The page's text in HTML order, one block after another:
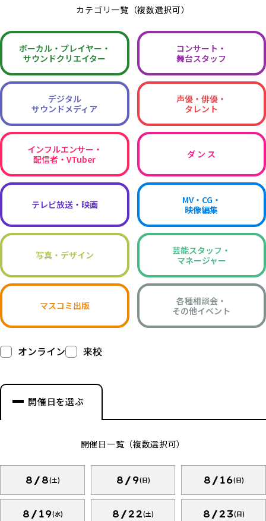
カテゴリ一覧（複数選択可）
ボーカル・ プレイヤー・
サウンドクリエイター
コンサート・
舞台スタッフ
デジタル
サウンドメディア
声優・俳優・
タレント
インフルエンサー・
配信者・VTuber
ダ ン ス
テレビ放送・映画
MV・CG・
映像編集
写真・デザイン
芸能スタッフ・
マネージャー
マスコミ出版
各種相談会・
その他イベント
オンライン 来校
開催日を選ぶ
開催日一覧（複数選択可）
8/8(土) 8/9(日) 8/16(日)
8/19(水) 8/22(土) 8/23(日)